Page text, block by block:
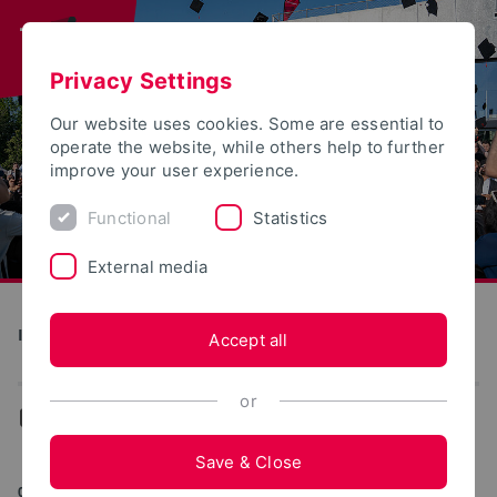
Institute for Life Science Technologies
05/06/2024
Privacy Settings
Our website uses cookies. Some are essential to
operate the website, while others help to further
improve your user experience.
Functional Statistics
External media
Accept all
or
Save & Close